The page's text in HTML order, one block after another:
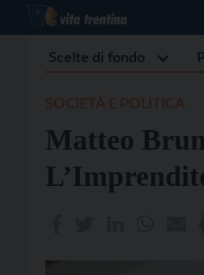
Scelte di fondo
Matteo